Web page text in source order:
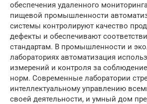
обеспечения удаленного
пищевой промышленности
системы контролируют качество
дефекты и обеспечивают
стандартам. В промышленности и
лабораториях автоматизация
измерений и контроля за
норм. Современные лаборатории
интеллектуальному управлению
своей деятельности, и умный дом